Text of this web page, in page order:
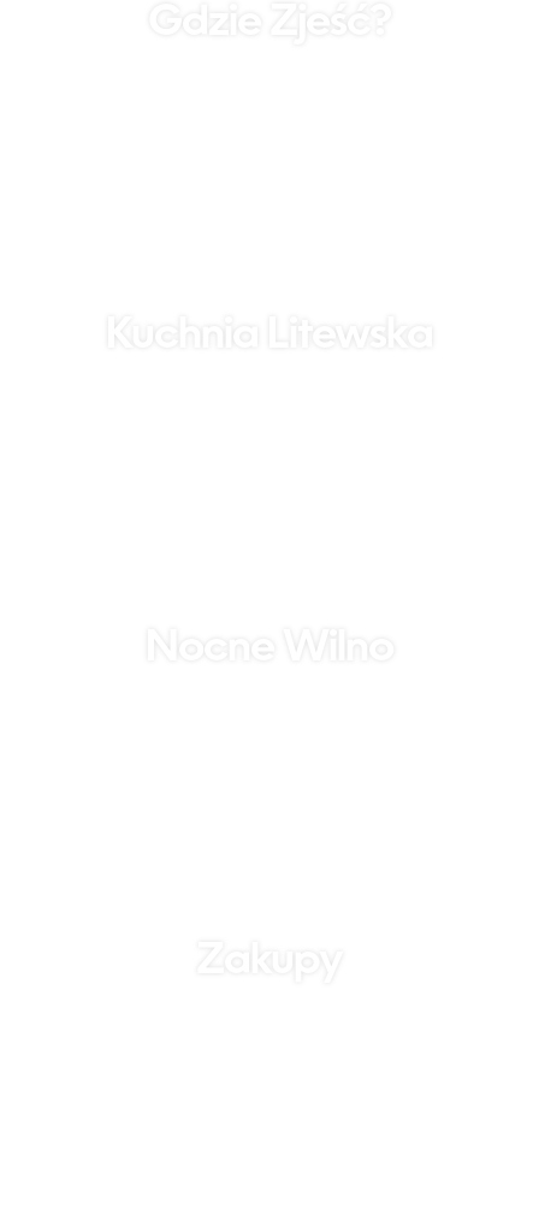
Gdzie Zjeść?
Kuchnia Litewska
Nocne Wilno
Zakupy